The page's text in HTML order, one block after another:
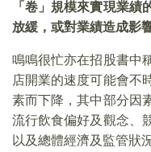
「卷」規模來實現業
放緩，或對業績造成影響
鳴鳴很忙亦在招股書中
店開業的速度可能會不
素而下降，其中部分因
流行飲食偏好及觀念、
以及總體經濟及監管狀